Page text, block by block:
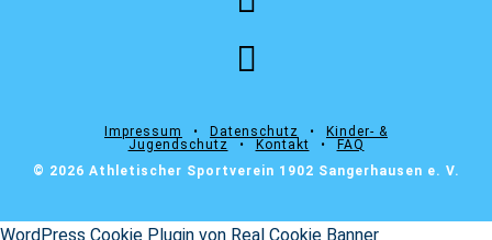
Impressum ⠀•⠀ Datenschutz ⠀•⠀
Kinder- &
Jugendschutz ⠀•⠀ Kontakt ⠀•⠀
FAQ
© 2026 Athletischer Sportverein 1902 Sangerhausen e. V.
WordPress Cookie Plugin von Real Cookie Banner